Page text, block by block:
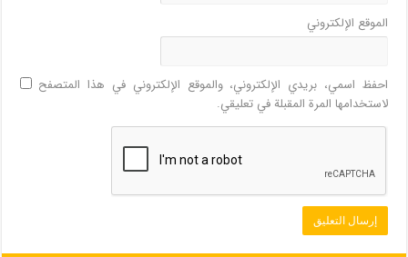
الموقع الإلكتروني
احفظ اسمي، بريدي الإلكتروني، والموقع الإلكتروني في هذا المتصفح
لاستخدامها المرة المقبلة في تعليقي.